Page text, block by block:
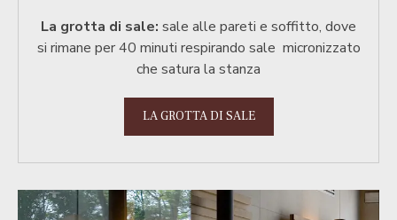
La grotta di sale: sale alle pareti e soffitto, dove
si rimane per 40 minuti respirando sale micronizzato
che satura la stanza
LA GROTTA DI SALE